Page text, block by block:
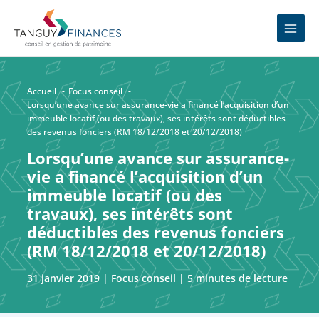
contenu
MAIN
Accueil
Focus conseil
Lorsqu’une avance sur assurance-vie a financé l’acquisition d’un
immeuble locatif (ou des travaux), ses intérêts sont déductibles
des revenus fonciers (RM 18/12/2018 et 20/12/2018)
Lorsqu’une avance sur assurance-
vie a financé l’acquisition d’un
immeuble locatif (ou des
travaux), ses intérêts sont
déductibles des revenus fonciers
(RM 18/12/2018 et 20/12/2018)
31 janvier 2019 | Focus conseil |5 minutes de lecture